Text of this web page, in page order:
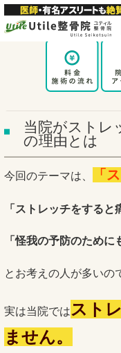
当院がスト
の理由とは
今回のテーマは、 「
「ストレッチをすると
「怪我の予防のために
とお考えの人が多いの
実は当院ではスト
ません。